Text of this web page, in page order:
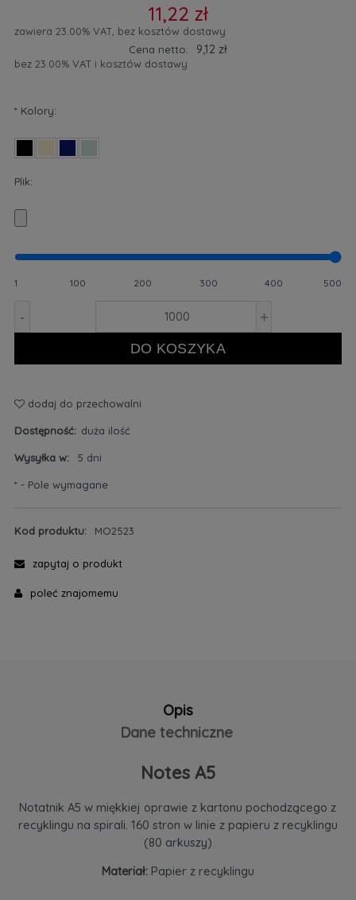
11,22 zł
zawiera 23.00% VAT, bez kosztów dostawy
Cena netto:
9,12 zł
bez 23.00% VAT i kosztów dostawy
* Kolory:
Plik:
1 100 200 300 400 500
- +
DO KOSZYKA
dodaj do przechowalni
Dostępność: duża ilość
Wysyłka w: 5 dni
* - Pole wymagane
Kod produktu: MO2523
zapytaj o produkt
poleć znajomemu
Opis
Dane techniczne
Notes A5
Notatnik A5 w miękkiej oprawie z kartonu pochodzącego z
recyklingu na spirali. 160 stron w linie z papieru z recyklingu
(80 arkuszy)
Materiał:Papier z recyklingu